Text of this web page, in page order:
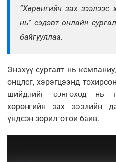
“Хөрөнгийн зах зээлээс
нь” сэдэвт онлайн
байгууллаа.
Энэхүү сургалт нь
онцлог, хэрэгцээнд
шийдлийг сонгоход нь
хөрөнгийн зах зээлийн
үндсэн зорилготой байв.